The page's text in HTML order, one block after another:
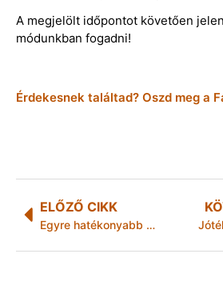
A megjelölt időpontot követően
módunkban fogadni!
Érdekesnek találtad? Oszd meg a
ELŐZŐ CIKK
Egyre hatékonyabb az illegális fakitermelés és kereskedelem elleni küzdelem Magyarországon